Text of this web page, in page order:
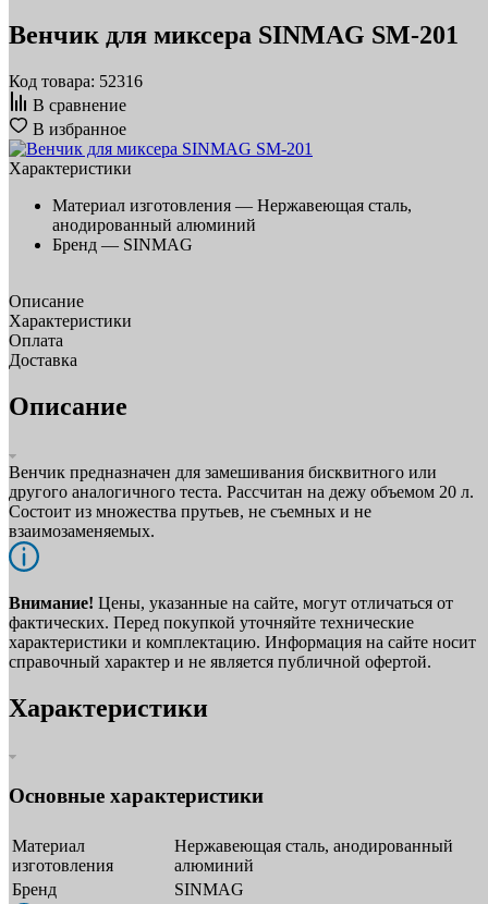
Венчик для миксера SINMAG SM-201
Код товара: 52316
В сравнение
В избранное
Характеристики
Материал изготовления — Нержавеющая сталь,
анодированный алюминий
Бренд — SINMAG
Описание
Характеристики
Оплата
Доставка
Описание
Венчик предназначен для замешивания бисквитного или
другого аналогичного теста. Рассчитан на дежу объемом 20 л.
Состоит из множества прутьев, не съемных и не
взаимозаменяемых.
Внимание! Цены, указанные на сайте, могут отличаться от
фактических. Перед покупкой уточняйте технические
характеристики и комплектацию. Информация на сайте носит
справочный характер и не является публичной офертой.
Характеристики
Основные характеристики
Материал
изготовления
Нержавеющая сталь, анодированный
алюминий
Бренд
SINMAG